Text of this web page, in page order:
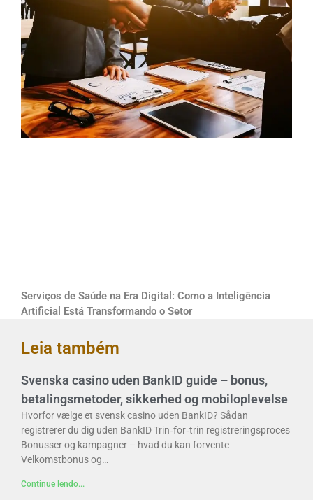
Serviços de Saúde na Era Digital: Como a Inteligência
Artificial Está Transformando o Setor
Leia também
Svenska casino uden BankID guide – bonus,
betalingsmetoder, sikkerhed og mobiloplevelse
Hvorfor vælge et svensk casino uden BankID? Sådan
registrerer du dig uden BankID Trin‑for‑trin registreringsproces
Bonusser og kampagner – hvad du kan forvente
Velkomstbonus og…
Continue lendo...